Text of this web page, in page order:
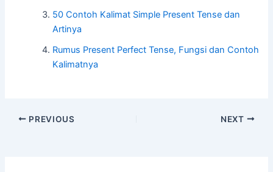
k
50 Contoh Kalimat Simple Present Tense dan
Artinya
Rumus Present Perfect Tense, Fungsi dan Contoh
Kalimatnya
PREVIOUS NEXT